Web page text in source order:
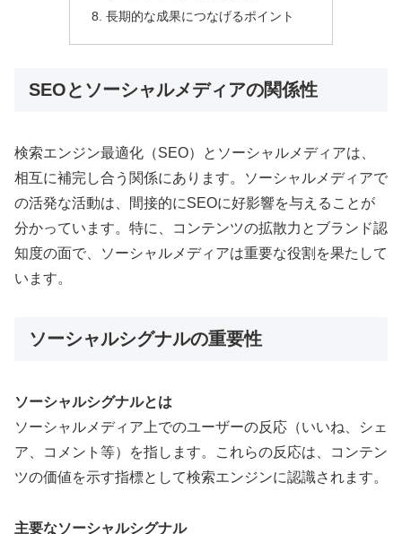
長期的な成果につなげるポイント
SEOとソーシャルメディアの関係性
検索エンジン最適化（SEO）とソーシャルメディアは、
相互に補完し合う関係にあります。ソーシャルメディアで
の活発な活動は、間接的にSEOに好影響を与えることが
分かっています。特に、コンテンツの拡散力とブランド認
知度の面で、ソーシャルメディアは重要な役割を果たして
います。
ソーシャルシグナルの重要性
ソーシャルシグナルとは
ソーシャルメディア上でのユーザーの反応（いいね、シェ
ア、コメント等）を指します。これらの反応は、コンテン
ツの価値を示す指標として検索エンジンに認識されます。
主要なソーシャルシグナル